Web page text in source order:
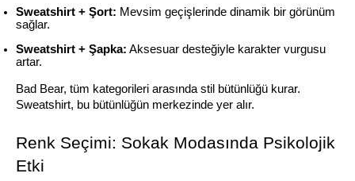
Sweatshirt + Şort: Mevsim geçişlerinde dinamik bir görünüm
sağlar.
Sweatshirt + Şapka: Aksesuar desteğiyle karakter vurgusu
artar.
Bad Bear, tüm kategorileri arasında stil bütünlüğü kurar.
Sweatshirt, bu bütünlüğün merkezinde yer alır.
Renk Seçimi: Sokak Modasında Psikolojik
Etki